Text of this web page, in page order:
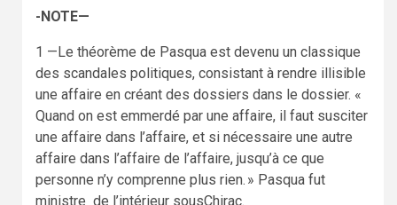
-NOTE—
1 —Le théorème de Pasqua est devenu un classique
des scandales politiques, consistant à rendre illisible
une affaire en créant des dossiers dans le dossier. «
Quand on est emmerdé par une affaire, il faut susciter
une affaire dans l’affaire, et si nécessaire une autre
affaire dans l’affaire de l’affaire, jusqu’à ce que
personne n’y comprenne plus rien. » Pasqua fut
ministre de l’intérieur sousChirac.